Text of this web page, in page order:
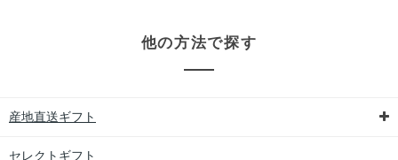
他の方法で探す
産地直送ギフト
セレクトギフト